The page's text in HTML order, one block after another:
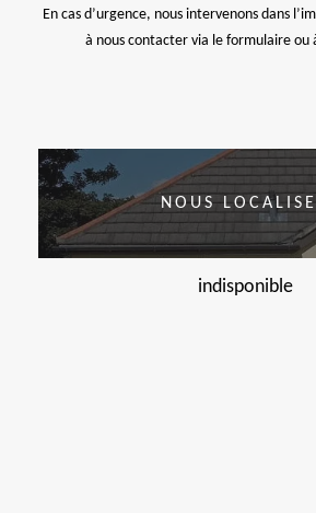
En cas d’urgence, nous intervenons dans
à nous contacter via le formulaire ou
NOUS
indisponible